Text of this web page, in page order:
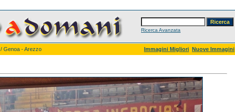
Ricerca Avanzata
/ Genoa - Arezzo Immagini Migliori Nuove Immagini